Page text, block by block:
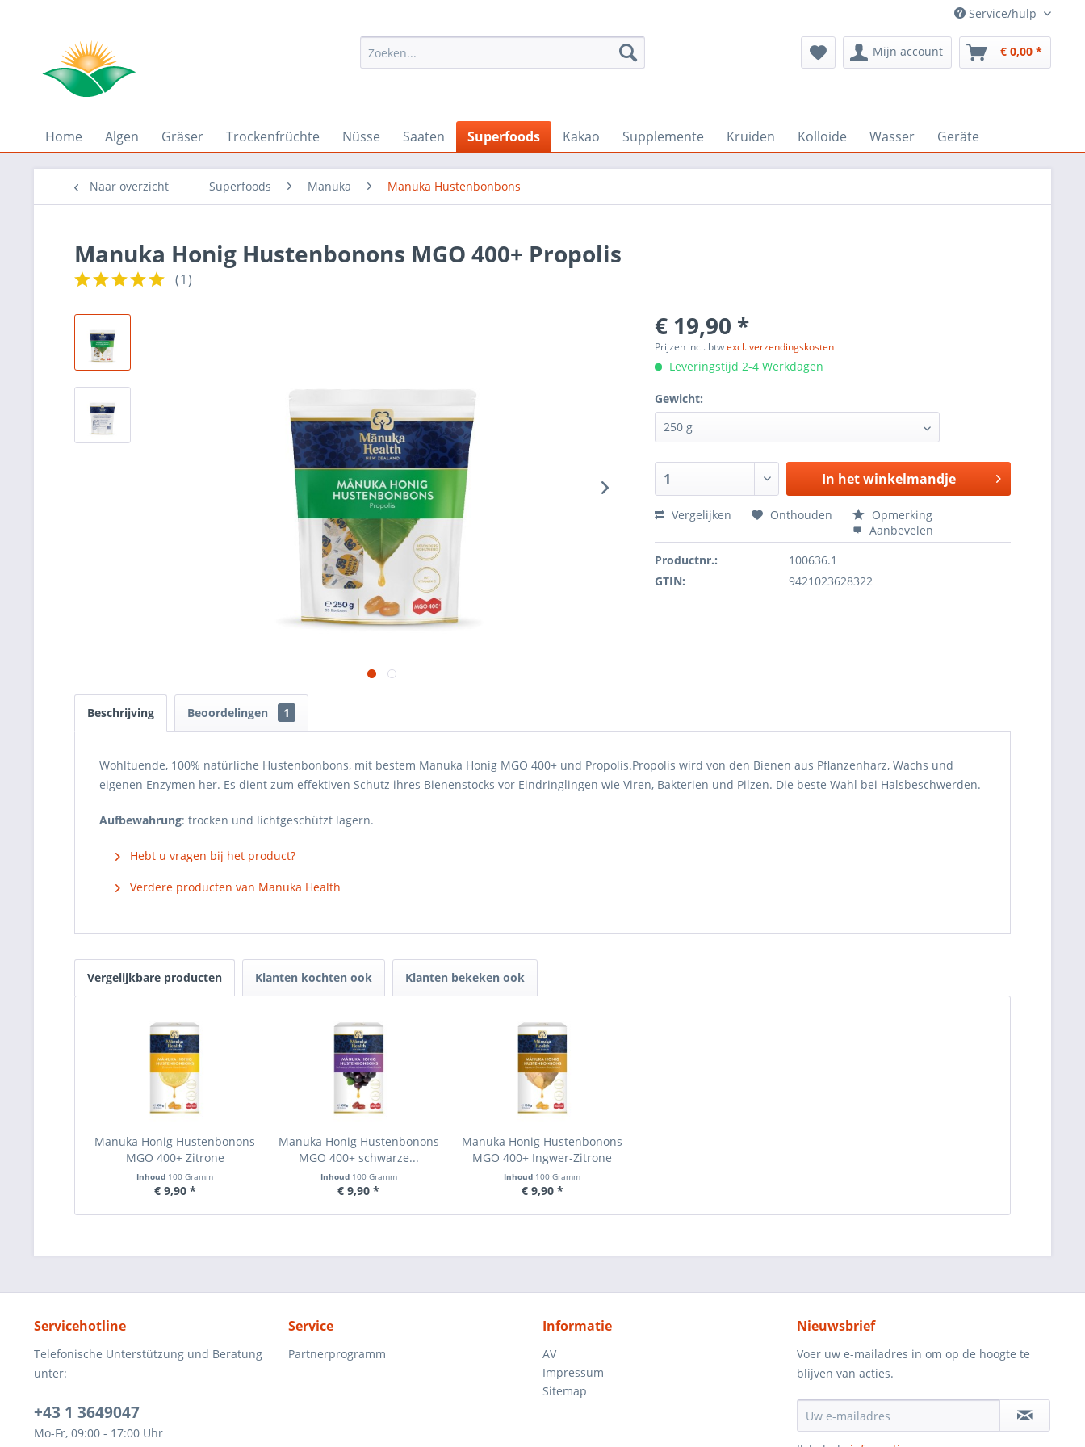
Service/hulp
Mijn account € 0,00 *
Home Algen Gräser Trockenfrüchte Nüsse Saaten Superfoods Kakao Supplemente Kruiden Kolloide Wasser Geräte
Naar overzicht Superfoods Manuka Manuka Hustenbonbons
Manuka Honig Hustenbonons MGO 400+ Propolis
(1)
€ 19,90 *
Prijzen incl. btwexcl. verzendingskosten
Leveringstijd 2-4 Werkdagen
Gewicht:
In hetwinkelmandje
Vergelijken Onthouden
Opmerking
Aanbevelen
Productnr.:
100636.1
GTIN:
9421023628322
Beschrijving Beoordelingen 1
Wohltuende, 100% natürliche Hustenbonbons, mit bestem Manuka Honig MGO 400+ und Propolis.Propolis wird von den Bienen aus Pflanzenharz, Wachs und
eigenen Enzymen her. Es dient zum effektiven Schutz ihres Bienenstocks vor Eindringlingen wie Viren, Bakterien und Pilzen. Die beste Wahl bei Halsbeschwerden.
Aufbewahrung: trocken und lichtgeschützt lagern.
Hebt u vragen bij het product?
Verdere producten van Manuka Health
Vergelijkbare producten Klanten kochten ook Klanten bekeken ook
Manuka Honig Hustenbonons
MGO 400+ Zitrone
Inhoud 100 Gramm
€ 9,90 *
Manuka Honig Hustenbonons
MGO 400+ schwarze...
Inhoud 100 Gramm
€ 9,90 *
Manuka Honig Hustenbonons
MGO 400+ Ingwer-Zitrone
Inhoud 100 Gramm
€ 9,90 *
Servicehotline
Telefonische Unterstützung und Beratung
unter:
+43 1 3649047
Mo-Fr, 09:00 - 17:00 Uhr
Service
Partnerprogramm
Informatie
AV
Impressum
Sitemap
Nieuwsbrief
Voer uw e-mailadres in om op de hoogte te
blijven van acties.